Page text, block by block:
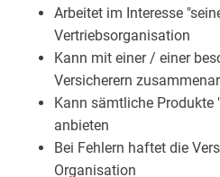
Arbeitet im Interesse
Vertriebsorganisation
Kann mit einer / einer
Versicherern
Kann sämtliche Produkte
anbieten
Bei Fehlern haftet die
Organisation